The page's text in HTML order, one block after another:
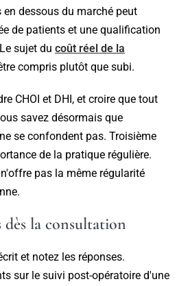
dessous du marché peut
de patients et une qualification
sujet du coût réel de la
compris plutôt que subi.
CHOI et DHI, et croire que tout
savez désormais que
se confondent pas. Troisième
de la pratique régulière.
pas la même régularité
la consultation
et notez les réponses.
sur le suivi post-opératoire d'une